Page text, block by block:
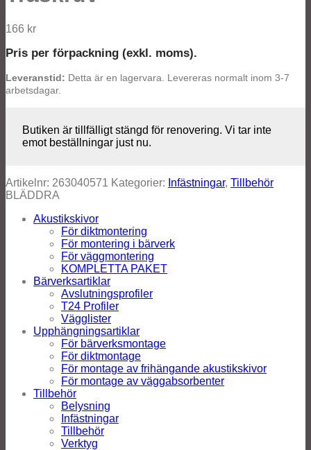
166 kr
Pris per förpackning (exkl. moms).
Leveranstid: Detta är en lagervara. Levereras normalt inom 3-7
arbetsdagar.
Butiken är tillfälligt stängd för renovering. Vi tar inte
emot beställningar just nu.
Artikelnr: 263040571 Kategorier: Infästningar, Tillbehör
BLÄDDRA
Akustikskivor
För diktmontering
För montering i bärverk
För väggmontering
KOMPLETTA PAKET
Bärverksartiklar
Avslutningsprofiler
T24 Profiler
Vägglister
Upphängningsartiklar
För bärverksmontage
För diktmontage
För montage av frihängande akustikskivor
För montage av väggabsorbenter
Tillbehör
Belysning
Infästningar
Tillbehör
Verktyg